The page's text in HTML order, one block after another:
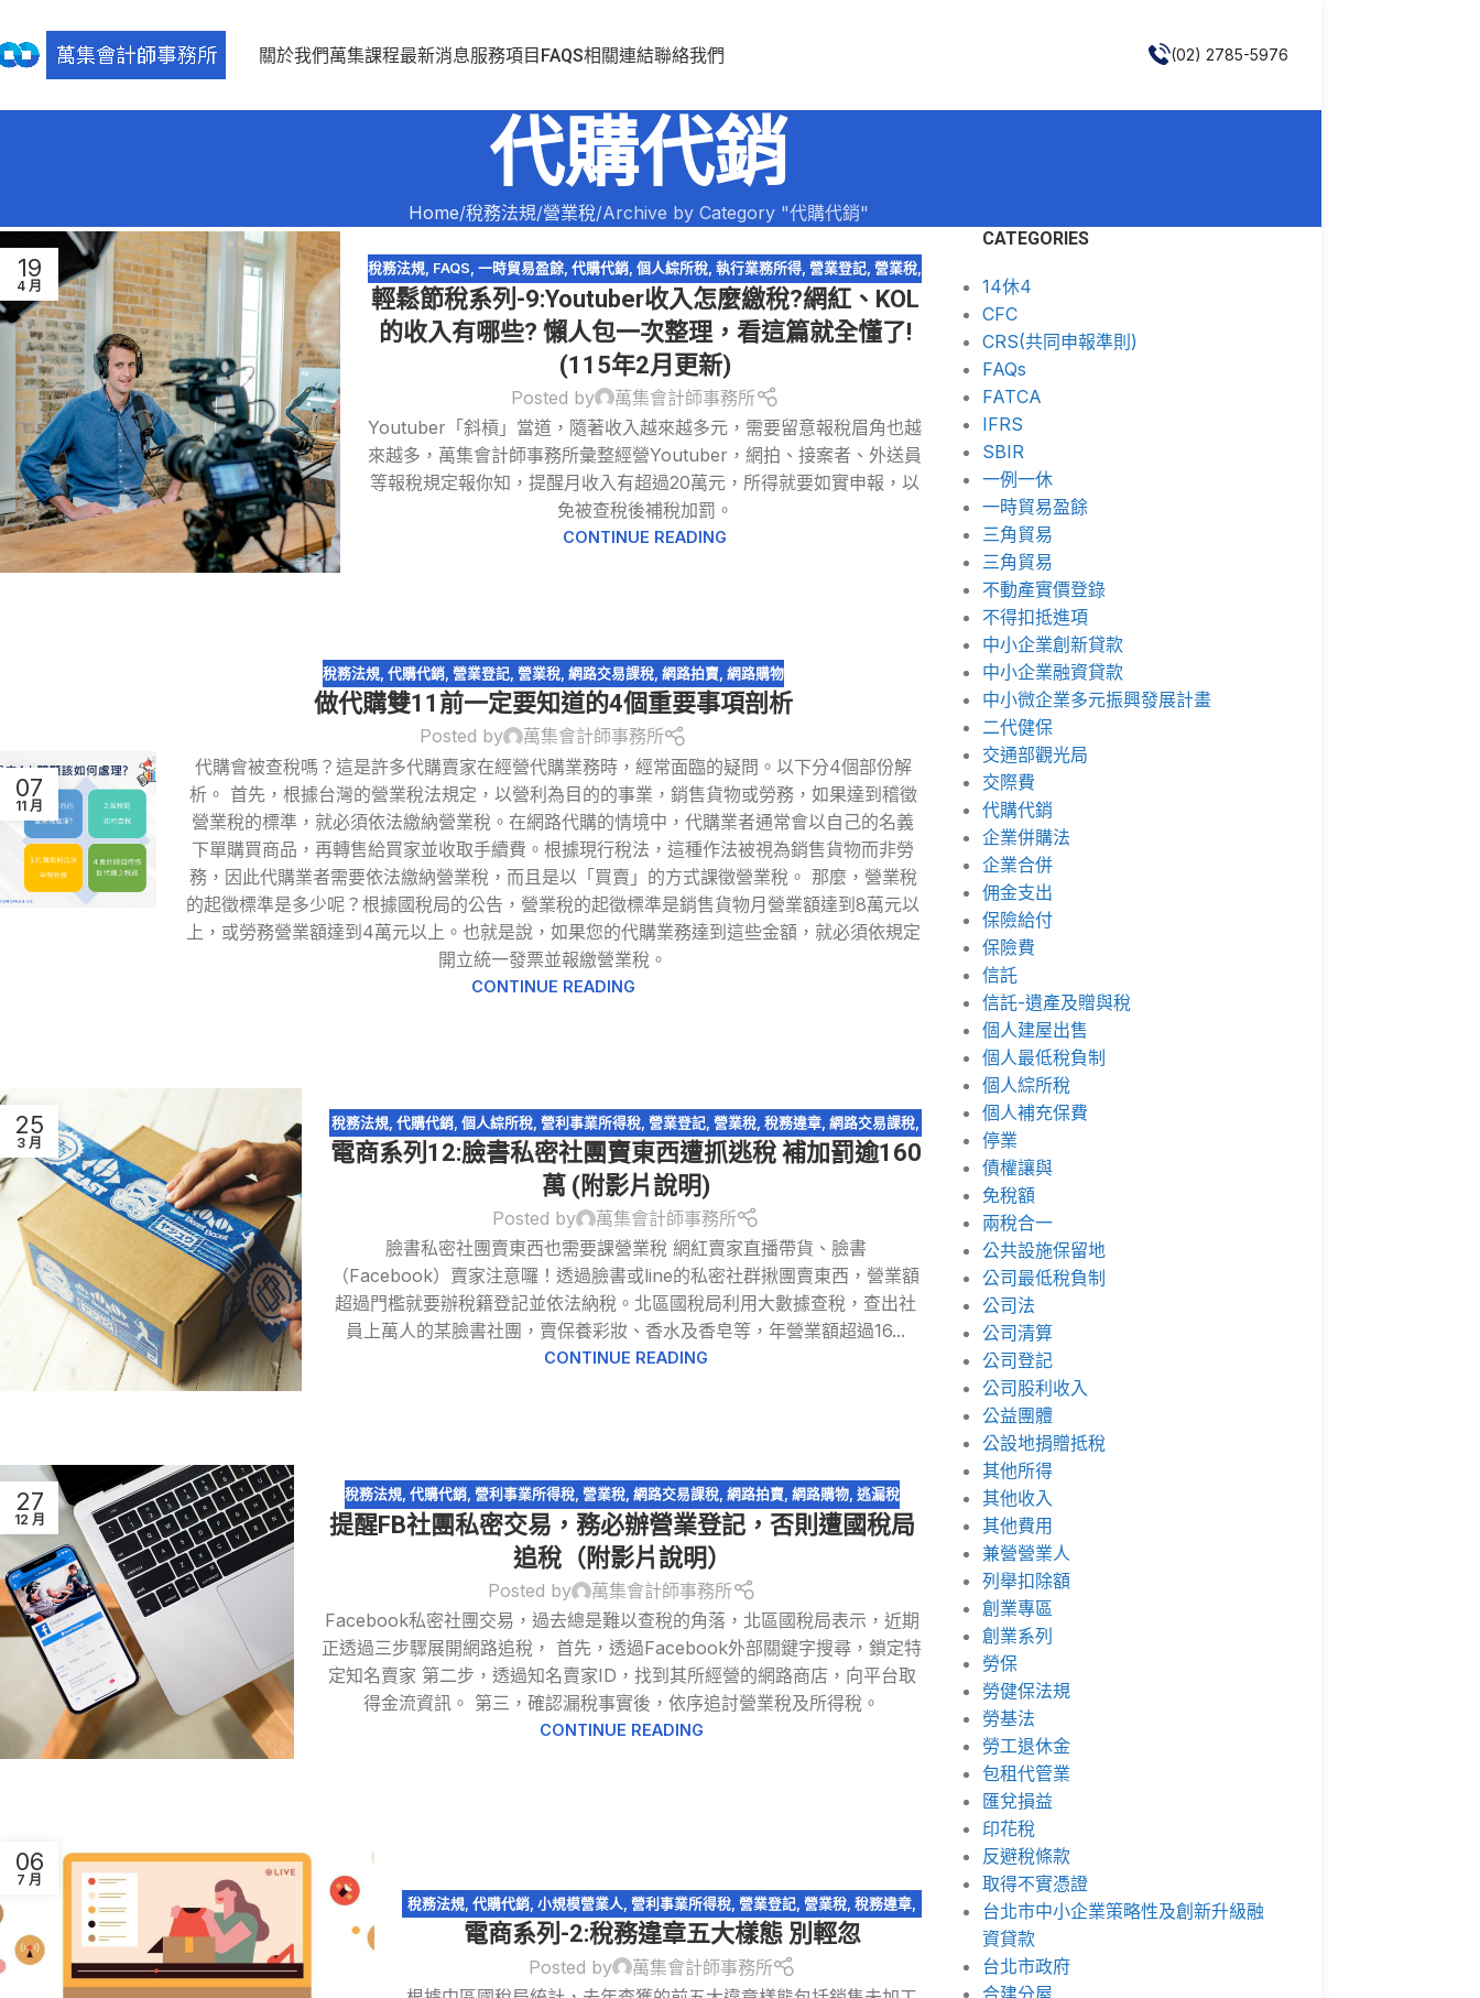
關於我們萬集課程最新消息服務項目 FAQS相關連結聯絡我們 (02) 2785-5976
代購代銷
Home 稅務法規 營業稅 Archive by Category "代購代銷"
19
4 月
稅務法規, FAQS,一時貿易盈餘,代購代銷,個人綜所稅,執行業務所得,營業登記,營業稅,
網紅報稅,網路交易課稅,網路拍賣,網路購物 ,薪資所得,輕鬆節稅,輕鬆節稅-綜所稅,逃
漏稅
輕鬆節稅系列-9:Youtuber收入怎麼繳稅?網紅、KOL
的收入有哪些? 懶人包一次整理，看這篇就全懂了!
(115年2月更新)
Posted by
萬集會計師事務所
Youtuber「斜槓」當道，隨著收入越來越多元，需要留意報稅眉角也越
來越多，萬集會計師事務所彙整經營Youtuber，網拍、接案者、外送員
等報稅規定報你知，提醒月收入有超過20萬元，所得就要如實申報，以
免被查稅後補稅加罰。
CONTINUE READING
07
11 月
稅務法規, 代購代銷, 營業登記, 營業稅, 網路交易課稅, 網路拍賣, 網路購物
做代購雙11前一定要知道的4個重要事項剖析
Posted by
萬集會計師事務所
代購會被查稅嗎？這是許多代購賣家在經營代購業務時，經常面臨的疑問。以下分4個部份解
析。 首先，根據台灣的營業稅法規定，以營利為目的的事業，銷售貨物或勞務，如果達到稽徵
營業稅的標準，就必須依法繳納營業稅。在網路代購的情境中，代購業者通常會以自己的名義
下單購買商品，再轉售給買家並收取手續費。根據現行稅法，這種作法被視為銷售貨物而非勞
務，因此代購業者需要依法繳納營業稅，而且是以「買賣」的方式課徵營業稅。 那麼，營業稅
的起徵標準是多少呢？根據國稅局的公告，營業稅的起徵標準是銷售貨物月營業額達到8萬元以
上，或勞務營業額達到4萬元以上。也就是說，如果您的代購業務達到這些金額，就必須依規定
開立統一發票並報繳營業稅。
CONTINUE READING
25
3 月
稅務法規 ,代購代銷 ,個人綜所稅 ,營利事業所得稅 ,營業登記 ,營業稅 ,稅務違章 ,網路交易課稅
網路拍賣,網路購物,電商系列
電商系列12:臉書私密社團賣東西遭抓逃稅 補加罰逾160
萬 (附影片說明)
Posted by
萬集會計師事務所
臉書私密社團賣東西也需要課營業稅 網紅賣家直播帶貨、臉書
（Facebook）賣家注意囉！透過臉書或line的私密社群揪團賣東西，營業額
超過門檻就要辦稅籍登記並依法納稅。北區國稅局利用大數據查稅，查出社
員上萬人的某臉書社團，賣保養彩妝、香水及香皂等，年營業額超過16...
CONTINUE READING
27
12 月
稅務法規, 代購代銷, 營利事業所得稅, 營業稅, 網路交易課稅, 網路拍賣, 網路購物, 逃漏稅
提醒FB社團私密交易，務必辦營業登記，否則遭國稅局
追稅（附影片說明）
Posted by
萬集會計師事務所
Facebook私密社團交易，過去總是難以查稅的角落，北區國稅局表示，近期
正透過三步驟展開網路追稅， 首先，透過Facebook外部關鍵字搜尋，鎖定特
定知名賣家 第二步，透過知名賣家ID，找到其所經營的網路商店，向平台取
得金流資訊。 第三，確認漏稅事實後，依序追討營業稅及所得稅。
CONTINUE READING
06
7 月
稅務法規 ,代購代銷 ,小規模營業人 ,營利事業所得稅 ,營業登記 ,營業稅 ,稅務違章
網紅報稅, 網路交易課稅,網路拍賣,網路購物,電商系列
電商系列-2:稅務違章五大樣態 別輕忽
Posted by
萬集會計師事務所
CATEGORIES
14休4
CFC
CRS(共同申報準則)
FAQs
FATCA
IFRS
SBIR
一例一休
一時貿易盈餘
三角貿易
三角貿易
不動產實價登錄
不得扣抵進項
中小企業創新貸款
中小企業融資貸款
中小微企業多元振興發展計畫
二代健保
交通部觀光局
交際費
代購代銷
企業併購法
企業合併
佣金支出
保險給付
保險費
信託
信託-遺產及贈與稅
個人建屋出售
個人最低稅負制
個人綜所稅
個人補充保費
停業
債權讓與
免稅額
兩稅合一
公共設施保留地
公司最低稅負制
公司法
公司清算
公司登記
公司股利收入
公益團體
公設地捐贈抵稅
其他所得
其他收入
其他費用
兼營營業人
列舉扣除額
創業專區
創業系列
勞保
勞健保法規
勞基法
勞工退休金
包租代管業
匯兌損益
印花稅
反避稅條款
取得不實憑證
台北市中小企業策略性及創新升級融
資貸款
台北市政府
合建分屋